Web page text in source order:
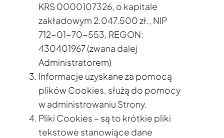
KRS 0000107326, o kapitale
zakładowym 2.047.500 zł., NIP
712-01-70-553, REGON:
430401967 (zwana dalej
Administratorem)
Informacje uzyskane za pomocą
plików Cookies, służą do pomocy
w administrowaniu Strony.
Pliki Cookies – są to krótkie pliki
tekstowe stanowiące dane